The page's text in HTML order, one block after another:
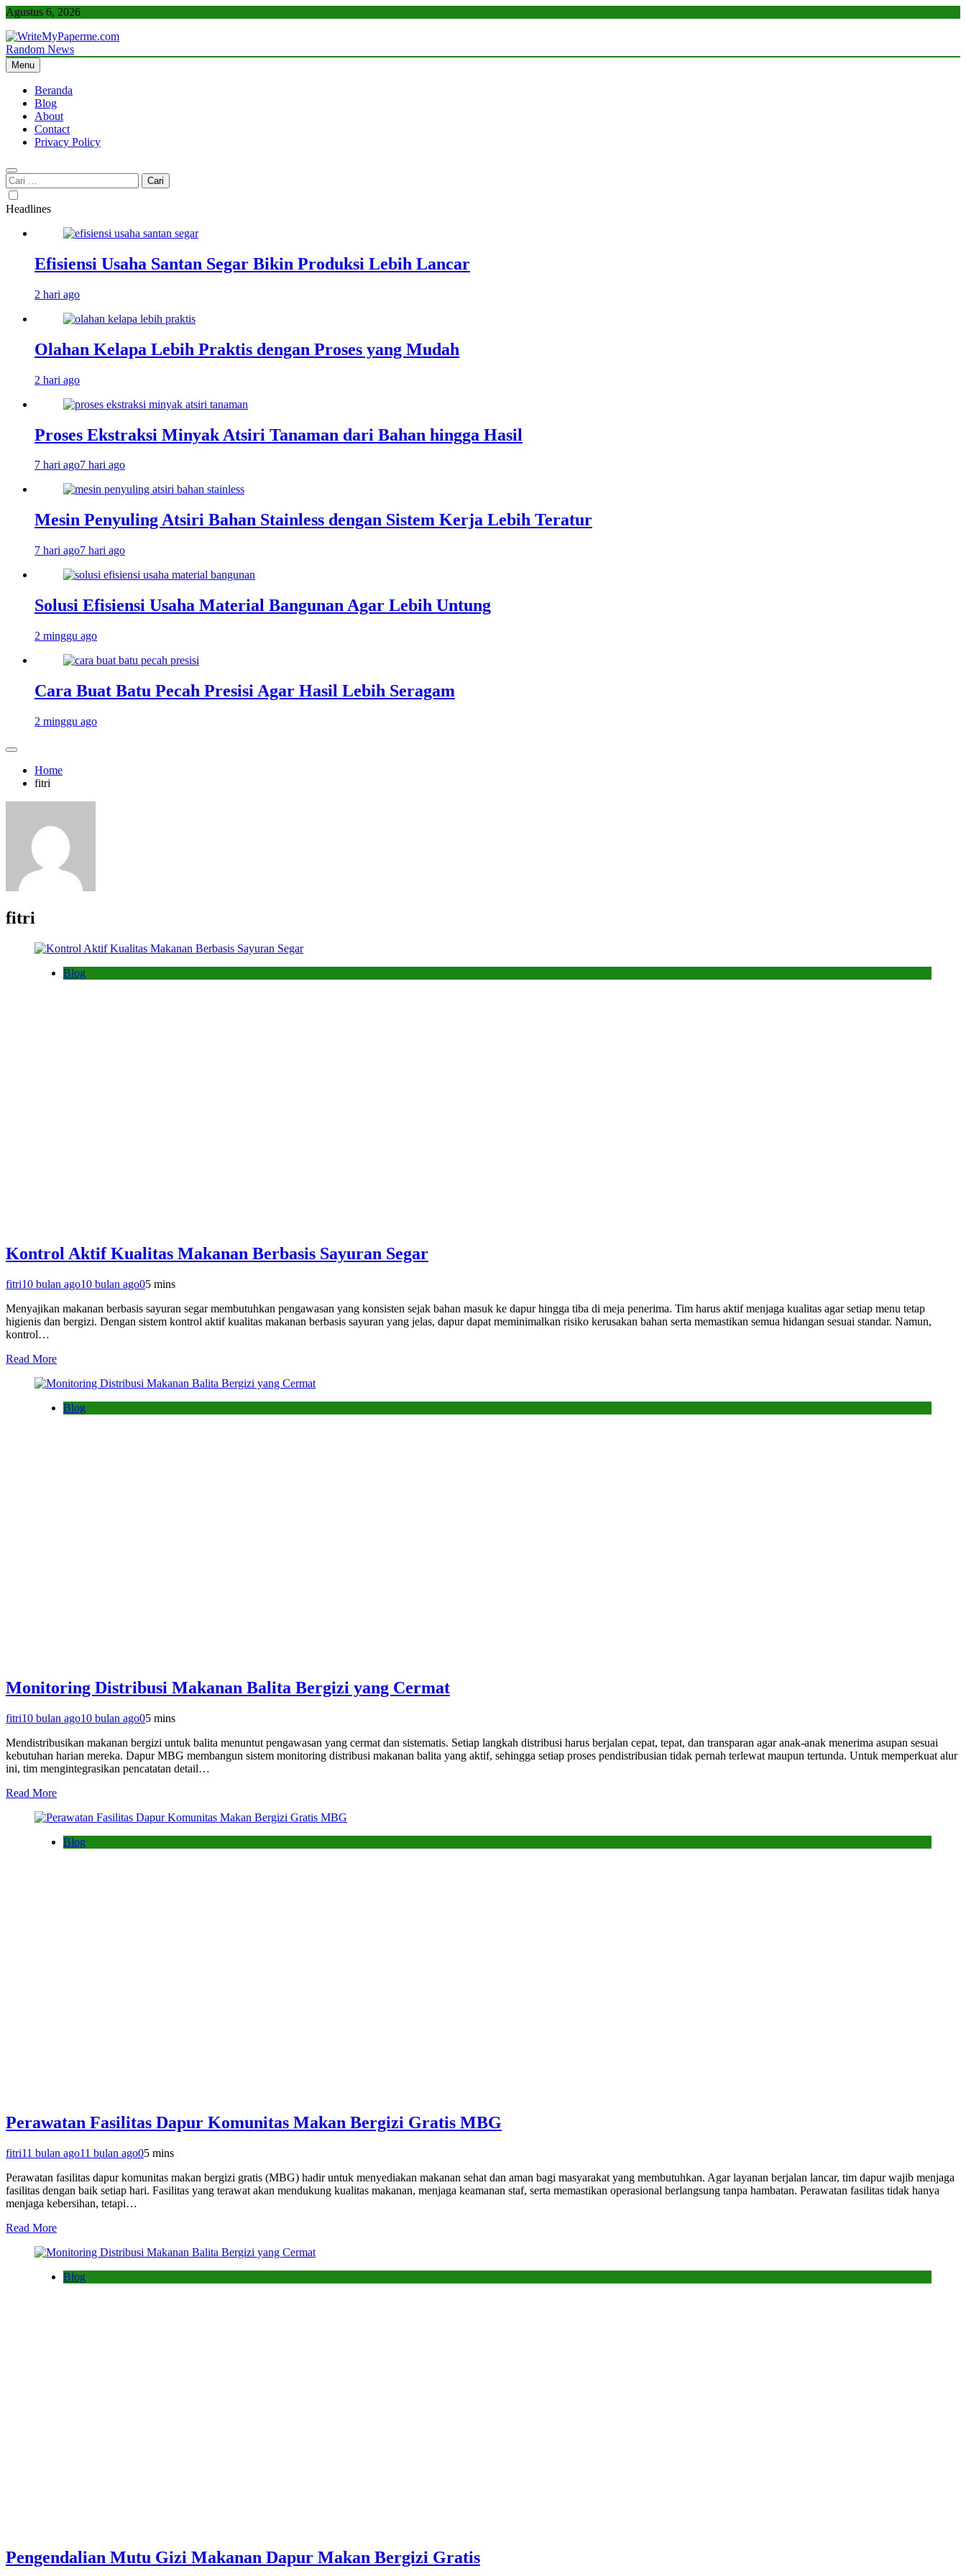
Skip
content
Agustus 6, 2026
WriteMyPaperme.com
Bisnis, Kuliner, Teknologi
Random News
Menu
Beranda
Blog
About
Contact
Privacy Policy
Cari
untuk:
Headlines
Efisiensi Usaha Santan Segar Bikin Produksi Lebih Lancar
2 hari ago
Olahan Kelapa Lebih Praktis dengan Proses yang Mudah
2 hari ago
Proses Ekstraksi Minyak Atsiri Tanaman dari Bahan hingga Hasil
7 hari ago7 hari ago
Mesin Penyuling Atsiri Bahan Stainless dengan Sistem Kerja Lebih Teratur
7 hari ago7 hari ago
Solusi Efisiensi Usaha Material Bangunan Agar Lebih Untung
2 minggu ago
Cara Buat Batu Pecah Presisi Agar Hasil Lebih Seragam
2 minggu ago
Home
fitri
fitri
Blog
Kontrol Aktif Kualitas Makanan Berbasis Sayuran Segar
fitri10 bulan ago10 bulan ago05 mins
Menyajikan makanan berbasis sayuran segar membutuhkan pengawasan yang konsisten sejak bahan masuk ke dapur hingga tiba di meja penerima. Tim harus aktif menjaga kualitas agar setiap menu tetap
higienis dan bergizi. Dengan sistem kontrol aktif kualitas makanan berbasis sayuran yang jelas, dapur dapat meminimalkan risiko kerusakan bahan serta memastikan semua hidangan sesuai standar. Namun,
kontrol…
Read More
Blog
Monitoring Distribusi Makanan Balita Bergizi yang Cermat
fitri10 bulan ago10 bulan ago05 mins
Mendistribusikan makanan bergizi untuk balita menuntut pengawasan yang cermat dan sistematis. Setiap langkah distribusi harus berjalan cepat, tepat, dan transparan agar anak-anak menerima asupan sesuai
kebutuhan harian mereka. Dapur MBG membangun sistem monitoring distribusi makanan balita yang aktif, sehingga setiap proses pendistribusian tidak pernah terlewat maupun tertunda. Untuk memperkuat alur
ini, tim mengintegrasikan pencatatan detail…
Read More
Blog
Perawatan Fasilitas Dapur Komunitas Makan Bergizi Gratis MBG
fitri11 bulan ago11 bulan ago05 mins
Perawatan fasilitas dapur komunitas makan bergizi gratis (MBG) hadir untuk menyediakan makanan sehat dan aman bagi masyarakat yang membutuhkan. Agar layanan berjalan lancar, tim dapur wajib menjaga
fasilitas dengan baik setiap hari. Fasilitas yang terawat akan mendukung kualitas makanan, menjaga keamanan staf, serta memastikan operasional berlangsung tanpa hambatan. Perawatan fasilitas tidak hanya
menjaga kebersihan, tetapi…
Read More
Blog
Pengendalian Mutu Gizi Makanan Dapur Makan Bergizi Gratis